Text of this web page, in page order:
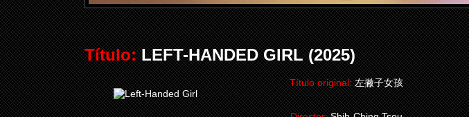
Título:LEFT-HANDED GIRL (2025)
Título original:左撇子女孩